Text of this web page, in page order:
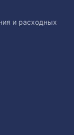
и расходных